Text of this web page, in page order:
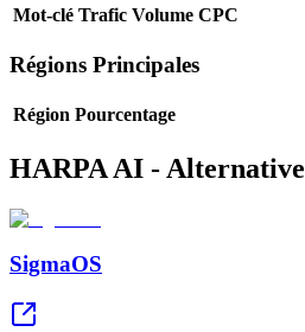
Mot-clé Trafic Volume CPC
Régions Principales
Région Pourcentage
HARPA AI - Alternative
SigmaOS